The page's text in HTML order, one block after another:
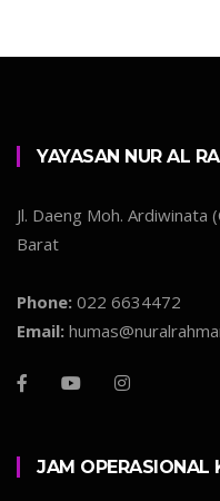
YAYASAN NUR AL
Jl. Daeng Moh. Ardiwinata
Barat
Phone: 022 6634472
Email:
JAM OPERASIONAL